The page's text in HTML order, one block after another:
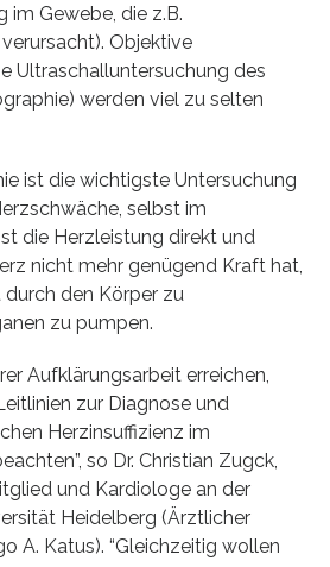
im Gewebe, die z.B.
Objektive
Ultraschalluntersuchung des
werden viel zu selten
ist die wichtigste Untersuchung
selbst im
die Herzleistung direkt und
nicht mehr genügend Kraft hat,
den Körper zu
zu pumpen.
Aufklärungsarbeit erreichen,
zur Diagnose und
Herzinsuffizienz im
so Dr. Christian Zugck,
und Kardiologe an der
Heidelberg (Ärztlicher
A. Katus). “Gleichzeitig wollen